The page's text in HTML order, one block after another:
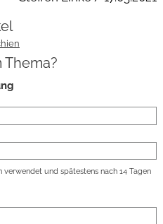
Thema?
und spätestens nach 14 Tagen